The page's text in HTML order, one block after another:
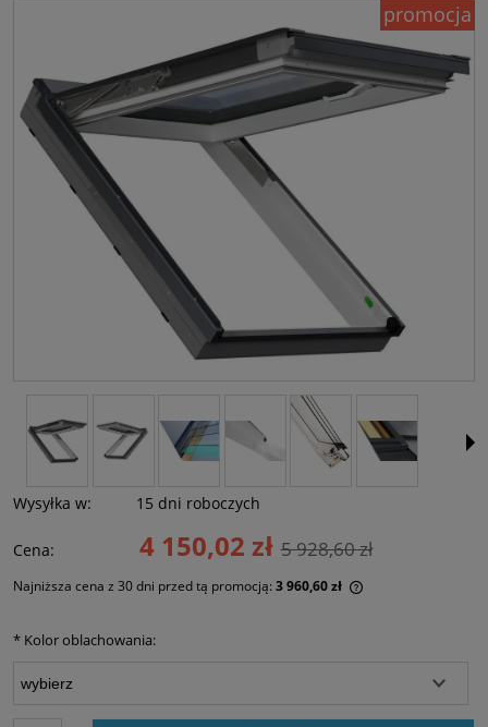
promocja
Wysyłka w: 15 dni roboczych
Cena: 4 150,02 zł 5 928,60 zł
Najniższa cena z 30 dni przed tą promocją: 3 960,60 zł
* Kolor oblachowania: